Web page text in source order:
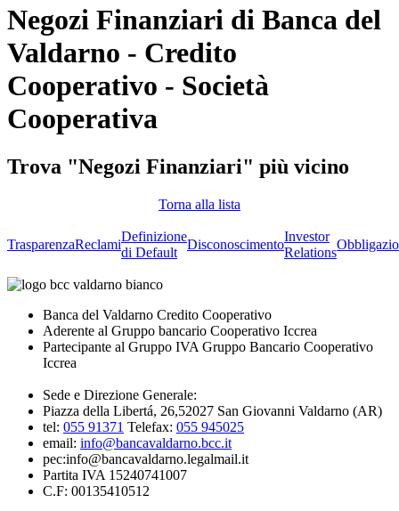
Negozi Finanziari di Banca del
Valdarno - Credito
Cooperativo - Società
Cooperativa
Trova "Negozi Finanziari" più vicino
Torna alla lista
TrasparenzaReclami
Definizione
di Default
Disconoscimento
Investor
Relations
Banca del Valdarno Credito Cooperativo
Aderente al Gruppo bancario Cooperativo Iccrea
Partecipante al Gruppo IVA Gruppo Bancario Cooperativo
Iccrea
Sede e Direzione Generale:
Piazza della Libertá, 26,52027 San Giovanni Valdarno (AR)
tel: 055 91371 Telefax: 055 945025
email: info@bancavaldarno.bcc.it
pec:info@bancavaldarno.legalmail.it
Partita IVA 15240741007
C.F: 00135410512